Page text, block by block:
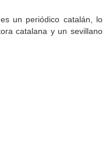
un periódico catalán, lo
catalana y un sevillano